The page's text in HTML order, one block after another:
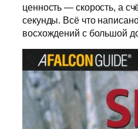
ценность — скорость, а
секунды. Всё что
восхождений с большой